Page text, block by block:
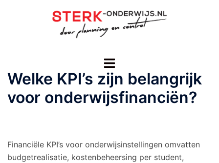
Toggle
menu
Welke KPI’s zijn belangrijk
voor onderwijsfinanciën?
Financiële KPI’s voor onderwijsinstellingen omvatten
budgetrealisatie, kostenbeheersing per student,